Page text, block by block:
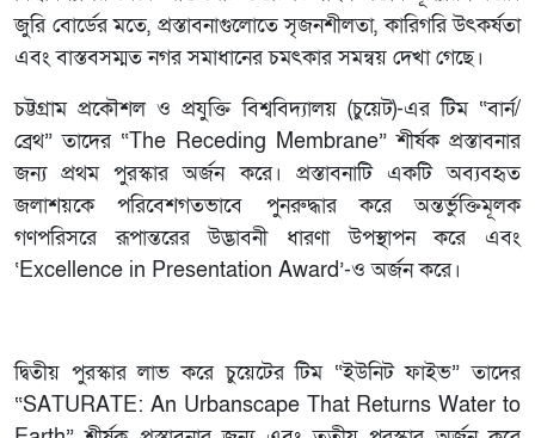
জুরি বোর্ডের মতে, প্রস্তাবনাগুলোতে সৃজনশীলতা, কারিগরি উৎকর্ষতা
এবং বাস্তবসম্মত নগর সমাধানের চমৎকার সমন্বয় দেখা গেছে।
চট্টগ্রাম প্রকৌশল ও প্রযুক্তি বিশ্ববিদ্যালয় (চুয়েট)-এর টিম “বার্ন/
ব্রেথ” তাদের “The Receding Membrane” শীর্ষক প্রস্তাবনার
জন্য প্রথম পুরস্কার অর্জন করে। প্রস্তাবনাটি একটি অব্যবহৃত
জলাশয়কে পরিবেশগতভাবে পুনরুদ্ধার করে অন্তর্ভুক্তিমূলক
গণপরিসরে রূপান্তরের উদ্ভাবনী ধারণা উপস্থাপন করে এবং
‘Excellence in Presentation Award’-ও অর্জন করে।
দ্বিতীয় পুরস্কার লাভ করে চুয়েটের টিম “ইউনিট ফাইভ” তাদের
“SATURATE: An Urbanscape That Returns Water to